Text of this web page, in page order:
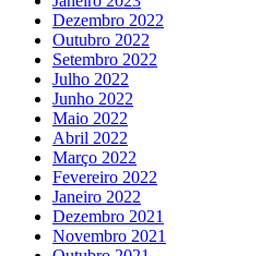
Dezembro 2022
Outubro 2022
Setembro 2022
Julho 2022
Junho 2022
Maio 2022
Abril 2022
Março 2022
Fevereiro 2022
Janeiro 2022
Dezembro 2021
Novembro 2021